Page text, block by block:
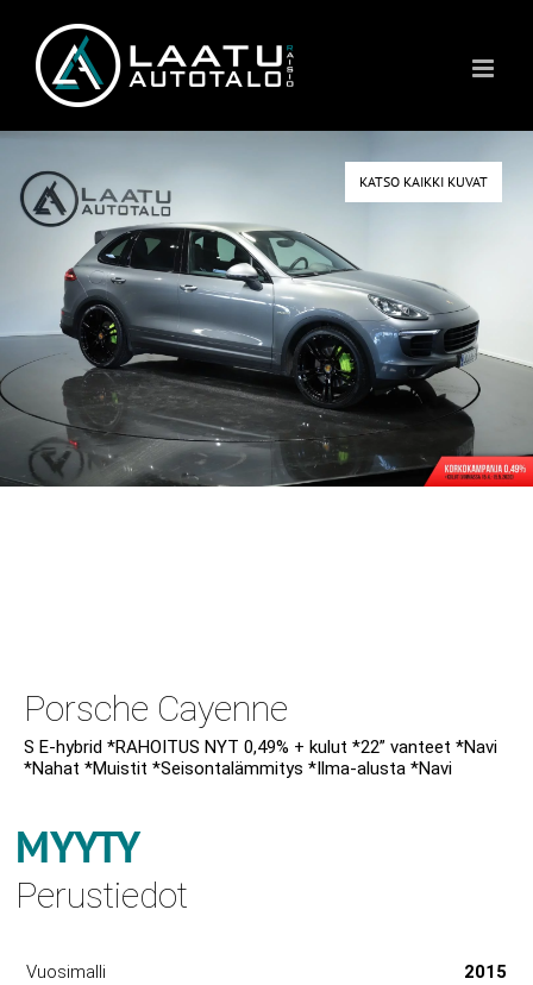
content
KATSO KAIKKI KUVAT
Porsche Cayenne
S E-hybrid *RAHOITUS NYT 0,49% + kulut *22” vanteet *Navi
*Nahat *Muistit *Seisontalämmitys *Ilma-alusta *Navi
MYYTY
Perustiedot
Vuosimalli
2015